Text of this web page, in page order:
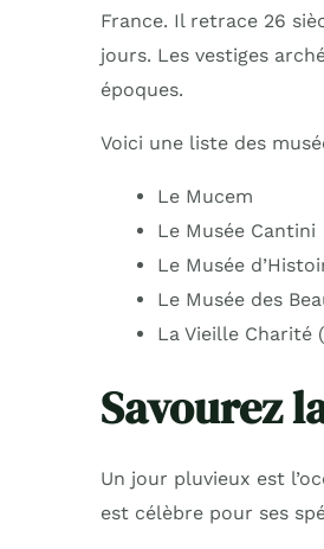
France. Il retrace 26
jours. Les vestiges
époques.
Voici une liste des
Le Mucem
Le Musée Cantini
Le Musée
Le Musée des
La Vieille
Savourez
Un jour pluvieux est
est célèbre pour ses